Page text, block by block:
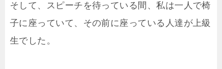
そして、スピーチを待っている間、私は一人で椅
子に座っていて、その前に座っている人達が上級
生でした。